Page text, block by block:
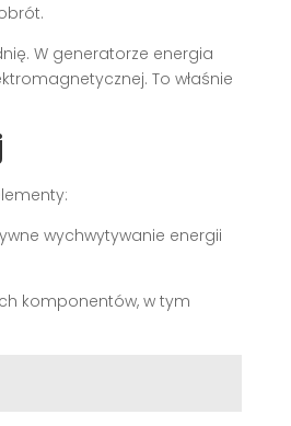
W generatorze energia
To właśnie
wychwytywanie energii
komponentów, w tym